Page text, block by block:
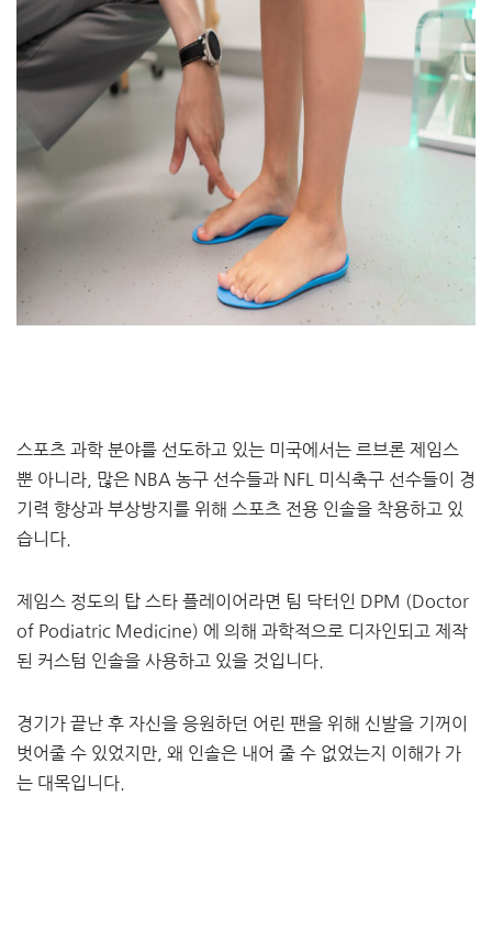
스포츠 과학 분야를 선도하고 있는 미국에서는 르브론 제임스
뿐 아니라, 많은 NBA 농구 선수들과 NFL 미식축구 선수들이 경
기력 향상과 부상방지를 위해 스포츠 전용 인솔을 착용하고 있
습니다.
​제임스 정도의 탑 스타 플레이어라면 팀 닥터인 DPM (Doctor
of Podiatric Medicine) 에 의해 과학적으로 디자인되고 제작
된 커스텀 인솔을 사용하고 있을 것입니다.
경기가 끝난 후 자신을 응원하던 어린 팬을 위해 신발을 기꺼이
벗어줄 수 있었지만, 왜 인솔은 내어 줄 수 없었는지 이해가 가
는 대목입니다.